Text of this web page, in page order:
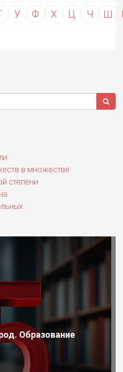
У Ф Х Ц Ч Ш
в множестве
степени
Образование